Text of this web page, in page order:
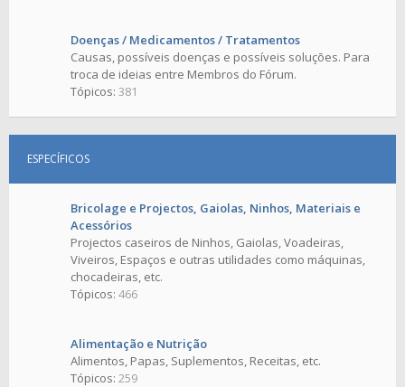
Doenças / Medicamentos / Tratamentos
Causas, possíveis doenças e possíveis soluções. Para
troca de ideias entre Membros do Fórum.
Tópicos: 381
ESPECÍFICOS
Bricolage e Projectos, Gaiolas, Ninhos, Materiais e
Acessórios
Projectos caseiros de Ninhos, Gaiolas, Voadeiras,
Viveiros, Espaços e outras utilidades como máquinas,
chocadeiras, etc.
Tópicos: 466
Alimentação e Nutrição
Alimentos, Papas, Suplementos, Receitas, etc.
Tópicos: 259